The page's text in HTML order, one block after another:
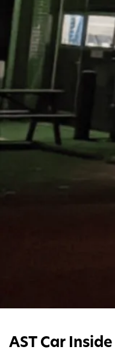
AST Car Inside